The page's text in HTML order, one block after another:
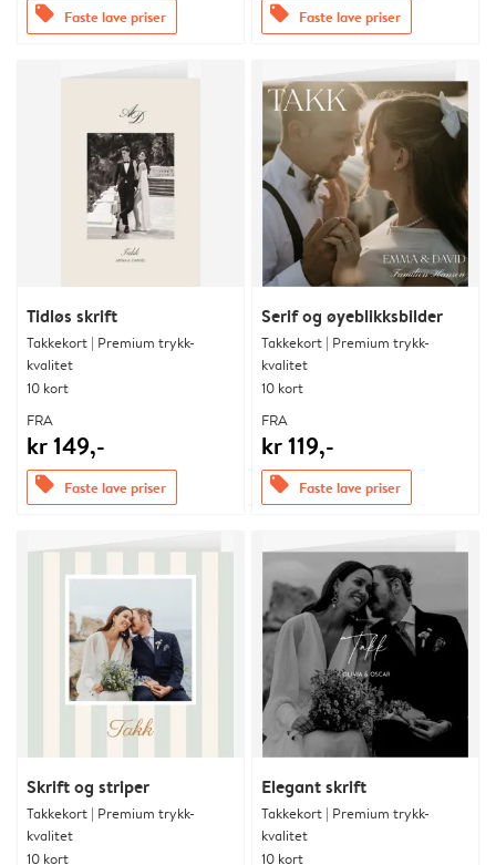
offers Faste lave priser offers Faste lave priser
Tidløs skrift
Takkekort | Premium trykk-
kvalitet
10 kort
FRA
kr 149,-
offers Faste lave priser
Serif og øyeblikksbilder
Takkekort | Premium trykk-
kvalitet
10 kort
FRA
kr 119,-
offers Faste lave priser
Skrift og striper
Takkekort | Premium trykk-
kvalitet
10 kort
Elegant skrift
Takkekort | Premium trykk-
kvalitet
10 kort